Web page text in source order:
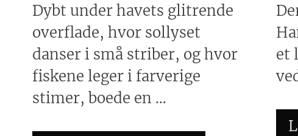
Dybt under havets glitrende
overflade, hvor sollyset
danser i små striber, og hvor
fiskene leger i farverige
stimer, boede en …
et